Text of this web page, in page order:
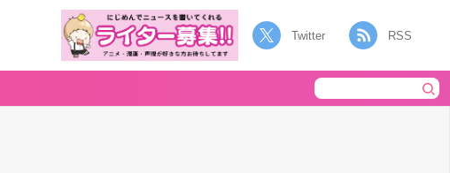
Twitter RSS